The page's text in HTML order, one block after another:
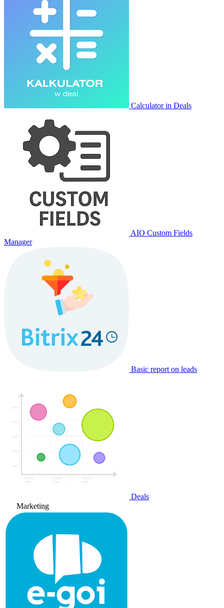
Calculator in Deals
AIO Custom Fields
Manager
Basic report on leads
Deals
Marketing